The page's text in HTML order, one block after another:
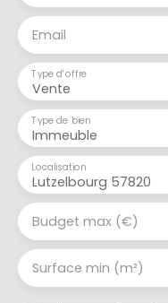
Email
Vente
Type d'offre
Immeuble
Type de bien
Lutzelbourg 57820
Localisation
Budget max (€)
Surface min (m²)